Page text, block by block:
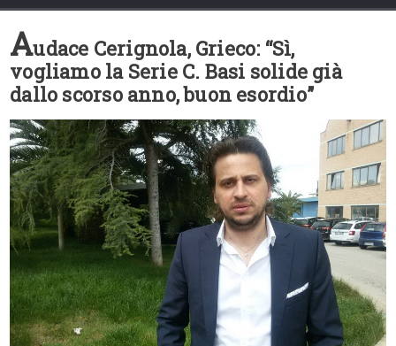
Audace Cerignola, Grieco: “Sì,
vogliamo la Serie C. Basi solide già
dallo scorso anno, buon esordio”